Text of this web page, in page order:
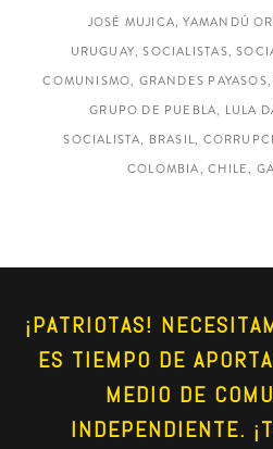
JOSÉ MUJICA, YAMANDÚ
URUGUAY, SOCIALISTAS,
COMUNISMO, GRANDES
GRUPO DE PUEBLA, LULA
SOCIALISTA, BRASIL,
COLOMBIA, CHILE,
¡PATRIOTAS!
ES TIEMPO DE
MEDIO DE
INDEPENDIENTE.